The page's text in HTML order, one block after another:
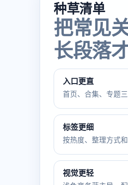
种草清单
把常见
长段落
入口更直
首页、合集、专题
标签更细
按热度、整理方式
视觉更轻